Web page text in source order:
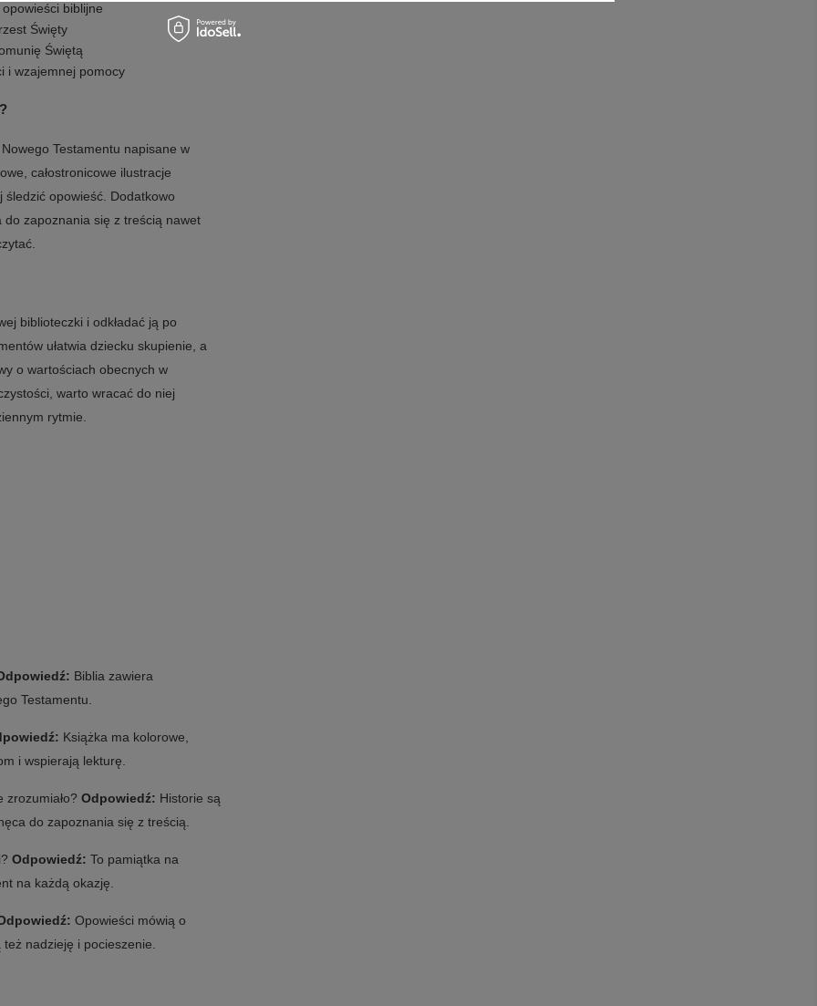
biblijne
Święty
Świętą
i wzajemnej pomocy
Testamentu napisane w
całostronicowe ilustracje
opowieść. Dodatkowo
do zapoznania się z treścią nawet
biblioteczki i odkładać ją po
ułatwia dziecku skupienie, a
o wartościach obecnych w
warto wracać do niej
rytmie.
Biblia zawiera
Testamentu.
Książka ma kolorowe,
i wspierają lekturę.
Odpowiedź: Historie są
do zapoznania się z treścią.
Odpowiedź: To pamiątka na
na każdą okazję.
Opowieści mówią o
nadzieję i pocieszenie.